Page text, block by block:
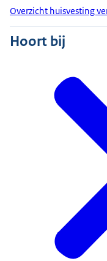
Overzicht huisvesting
Hoort bij